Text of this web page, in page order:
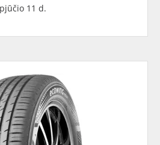
11 d.